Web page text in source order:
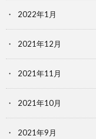
2022年1月
2021年12月
2021年11月
2021年10月
2021年9月